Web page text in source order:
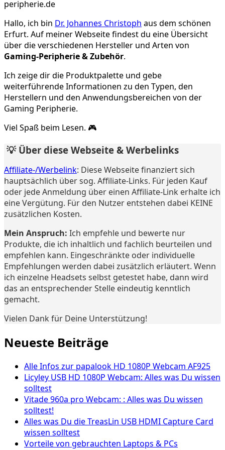
Hallo, ich bin Dr. Johannes Christoph aus dem schönen
Erfurt. Auf meiner Webseite findest du eine Übersicht
über die verschiedenen Hersteller und Arten von
Gaming-Peripherie & Zubehör.
Ich zeige dir die Produktpalette und gebe
weiterführende Informationen zu den Typen, den
Herstellern und den Anwendungsbereichen von der
Gaming Peripherie.
Viel Spaß beim Lesen. 🎮
💡 Über diese Webseite & Werbelinks
Affiliate-/Werbelink: Diese Webseite finanziert sich
hauptsächlich über sog. Affiliate-Links. Für jeden Kauf
oder jede Anmeldung über einen Affiliate-Link erhalte ich
eine Vergütung. Für den Nutzer entstehen dabei KEINE
zusätzlichen Kosten.
Mein Anspruch: Ich empfehle und bewerte nur
Produkte, die ich inhaltlich und fachlich beurteilen und
empfehlen kann. Eingeschränkte oder individuelle
Empfehlungen werden dabei zusätzlich erläutert. Wenn
ich einzelne Headsets selbst getestet habe, dann wird
das an entsprechender Stelle eindeutig kenntlich
gemacht.
Vielen Dank für Deine Unterstützung!
Neueste Beiträge
Alle Infos zur papalook HD 1080P Webcam AF925
Licyley USB HD 1080P Webcam: Alles was Du wissen
solltest
Vitade 960a pro Webcam: : Alles was Du wissen
solltest!
Alles was Du die TreasLin USB HDMI Capture Card
wissen solltest
Vorteile von gebrauchten Laptops & PCs